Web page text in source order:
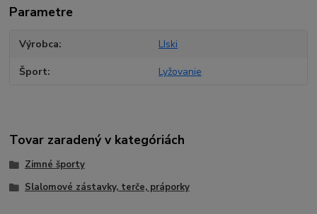
Parametre
Výrobca LIski
Šport Lyžovanie
Tovar zaradený v kategóriách
Zimné športy
Slalomové zástavky, terče, práporky